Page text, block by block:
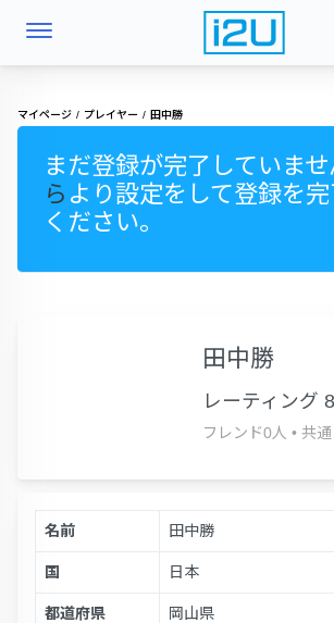
マイページ プレイヤー 田中勝
まだ登録が完了していませ
ら より設定をして登録を
ください。
田中勝
レーティング
フレンド0人 • 共
名前 田中勝
国 日本
都道府県 岡山県